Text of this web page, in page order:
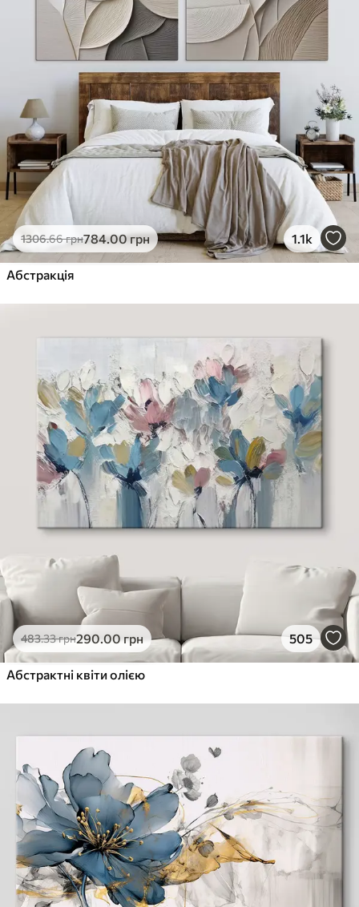
1306.66грн784.00грн 1.1k
Абстракція
483.33грн290.00грн 505
Абстрактні квіти олією